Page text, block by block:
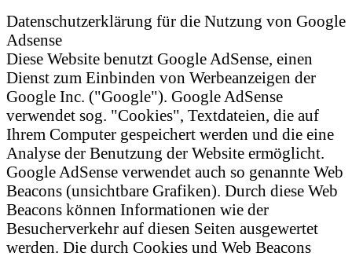
Datenschutzerklärung für die Nutzung von Google
Adsense
Diese Website benutzt Google AdSense, einen
Dienst zum Einbinden von Werbeanzeigen der
Google Inc. ("Google"). Google AdSense
verwendet sog. "Cookies", Textdateien, die auf
Ihrem Computer gespeichert werden und die eine
Analyse der Benutzung der Website ermöglicht.
Google AdSense verwendet auch so genannte Web
Beacons (unsichtbare Grafiken). Durch diese Web
Beacons können Informationen wie der
Besucherverkehr auf diesen Seiten ausgewertet
werden. Die durch Cookies und Web Beacons